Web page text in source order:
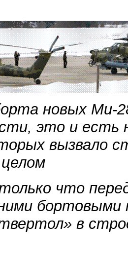
новых Ми-
это и есть
вызвало
что
бортовыми
в